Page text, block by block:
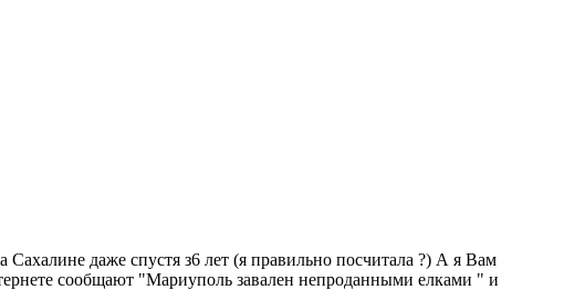
даже спустя з6 лет (я правильно посчитала ?) А я Вам
сообщают "Мариуполь завален непроданными елками " и